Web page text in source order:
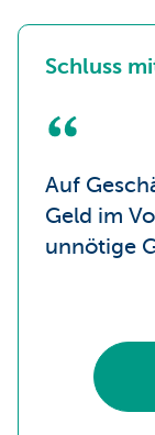
Schluss
Auf
Geld im
unnötige